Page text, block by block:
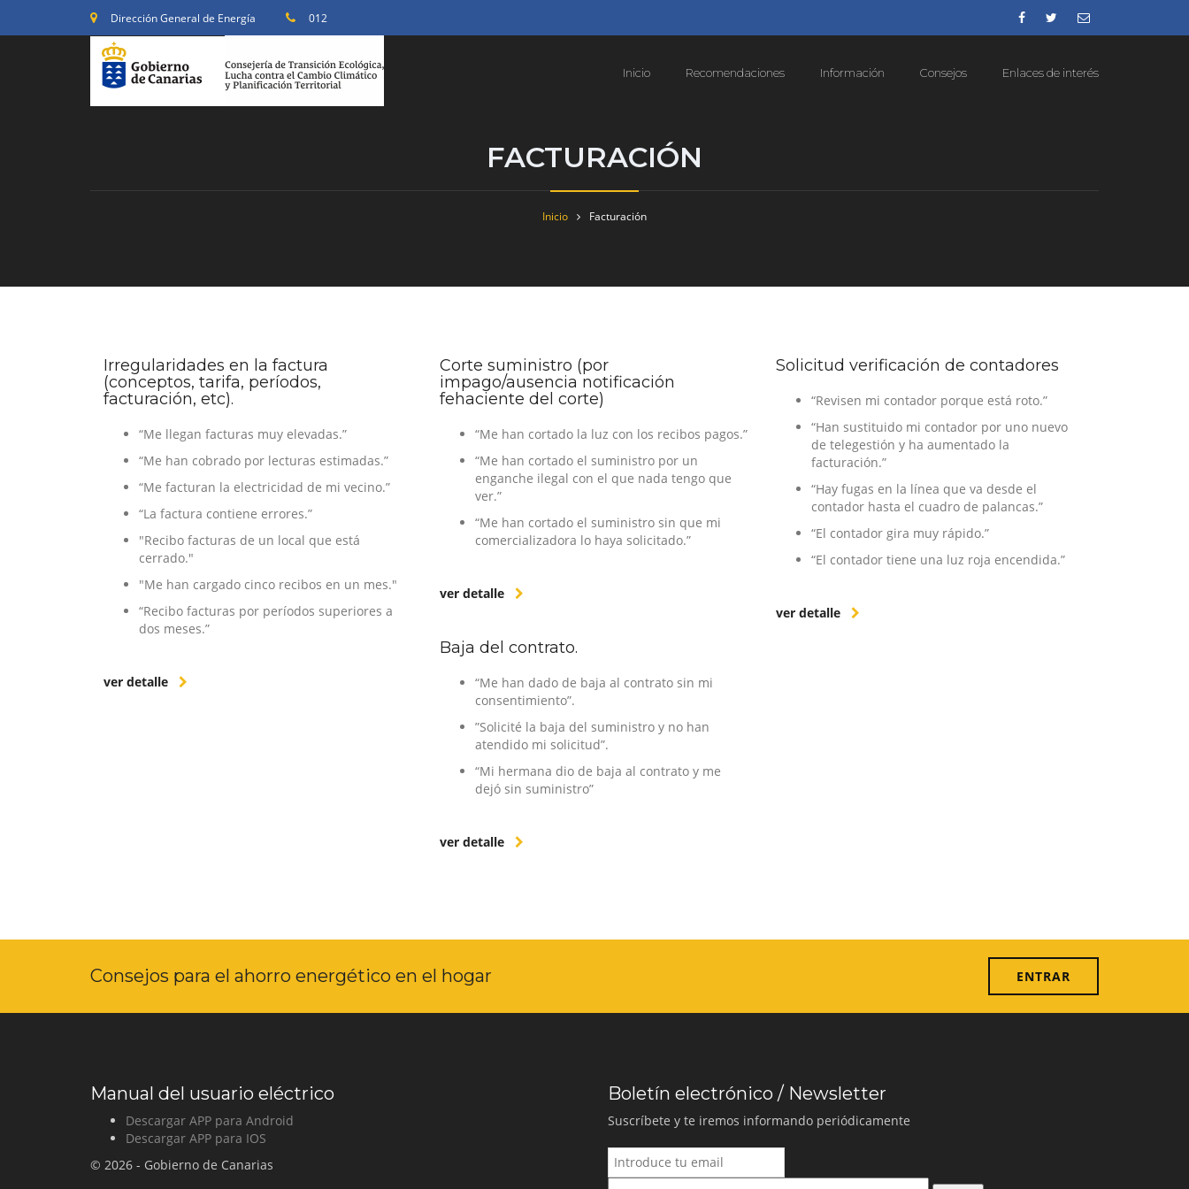
Dirección General de Energía 012
Inicio Recomendaciones Información Consejos Enlaces de interés
FACTURACIÓN
Inicio Facturación
Irregularidades en la factura
(conceptos, tarifa, períodos,
facturación, etc).
“Me llegan facturas muy elevadas.”
“Me han cobrado por lecturas estimadas.”
“Me facturan la electricidad de mi vecino.”
“La factura contiene errores.”
"Recibo facturas de un local que está
cerrado."
"Me han cargado cinco recibos en un mes."
“Recibo facturas por períodos superiores a
dos meses.”
ver detalle
Corte suministro (por
impago/ausencia notificación
fehaciente del corte)
“Me han cortado la luz con los recibos pagos.”
“Me han cortado el suministro por un
enganche ilegal con el que nada tengo que
ver.”
“Me han cortado el suministro sin que mi
comercializadora lo haya solicitado.”
ver detalle
Solicitud verificación de contadores
“Revisen mi contador porque está roto.”
“Han sustituido mi contador por uno nuevo
de telegestión y ha aumentado la
facturación.”
“Hay fugas en la línea que va desde el
contador hasta el cuadro de palancas.”
“El contador gira muy rápido.”
“El contador tiene una luz roja encendida.”
ver detalle
Baja del contrato.
“Me han dado de baja al contrato sin mi
consentimiento”.
”Solicité la baja del suministro y no han
atendido mi solicitud”.
“Mi hermana dio de baja al contrato y me
dejó sin suministro”
ver detalle
Consejos para el ahorro energético en el hogar ENTRAR
Manual del usuario eléctrico
Descargar APP para Android
Descargar APP para IOS
© 2026 - Gobierno de Canarias
Boletín electrónico / Newsletter
Suscríbete y te iremos informando periódicamente